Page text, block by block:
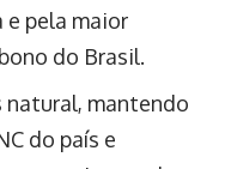
e pela maior
do Brasil.
natural, mantendo
do país e